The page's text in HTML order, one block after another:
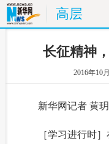
高层
时
体
时尚 思客
港澳 台
长征精神
2016年10
新华网记者 黄玥
［学习进行时